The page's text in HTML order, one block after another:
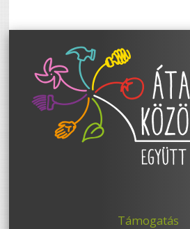
Támogatás